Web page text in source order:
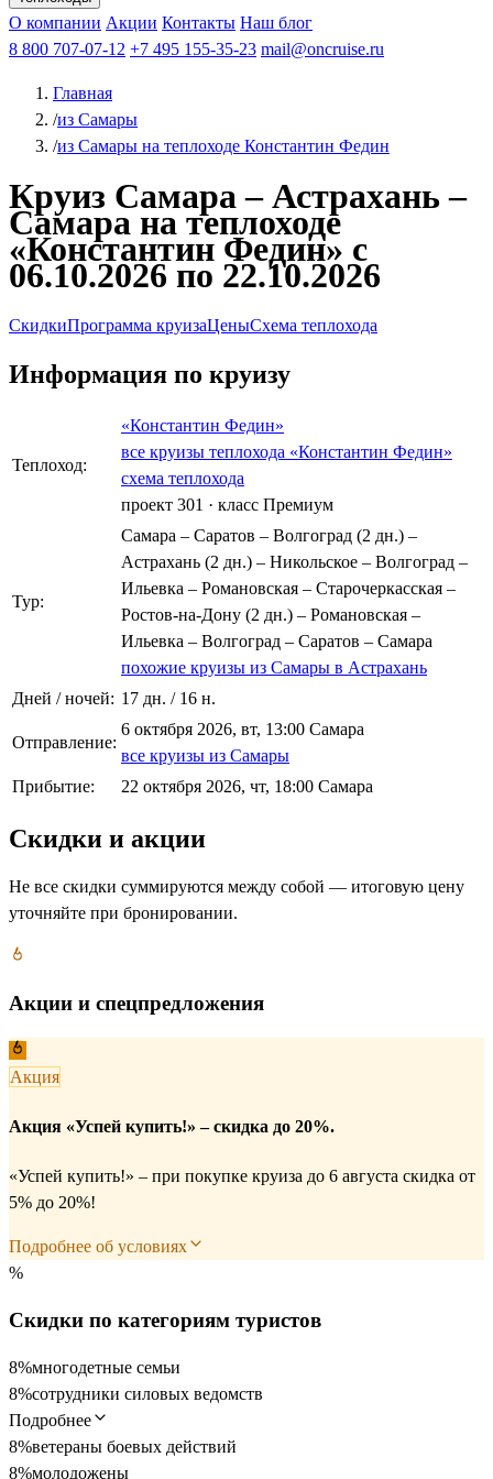
Чебоксарыиз Волгоградаиз Саратова Все города
КазаньВ Нижний НовгородВ ПермьВ Ростов-на-Дону
РыбинскНа СоловкиНа ВалаамПо ОкеПо Енисею
Афанасий Никитин Октябрьская революция
ФединАлександр СвешниковИван
МироновА.С.Попов
О компании Акции Контакты Наш блог
8 800 707-07-12 +7 495 155-35-23 mail@oncruise.ru
Главная
/из Самары
/из Самары на теплоходе Константин Федин
Круиз Самара – Астрахань –
Самара на теплоходе
«Константин Федин» с
06.10.2026 по 22.10.2026
СкидкиПрограмма круизаЦеныСхема теплохода
Информация по круизу
Теплоход:
«Константин Федин»
все круизы теплохода «Константин Федин»
схема теплохода
проект 301 · класс Премиум
Тур:
Самара – Саратов – Волгоград (2 дн.) –
Астрахань (2 дн.) – Никольское – Волгоград –
Ильевка – Романовская – Старочеркасская –
Ростов-на-Дону (2 дн.) – Романовская –
Ильевка – Волгоград – Саратов – Самара
похожие круизы из Самары в Астрахань
Дней / ночей: 17 дн. / 16 н.
Отправление:
6 октября 2026, вт, 13:00 Самара
все круизы из Самары
Прибытие:
22 октября 2026, чт, 18:00 Самара
Скидки и акции
Не все скидки суммируются между собой — итоговую цену
уточняйте при бронировании.
Акции и спецпредложения
Акция
Акция «Успей купить!» – скидка до 20%.
«Успей купить!» – при покупке круиза до 6 августа скидка от
5% до 20%!
Подробнее об условиях
%
Скидки по категориям туристов
8%многодетные семьи
8%сотрудники силовых ведомств
Подробнее
8%ветераны боевых действий
8%молодожены